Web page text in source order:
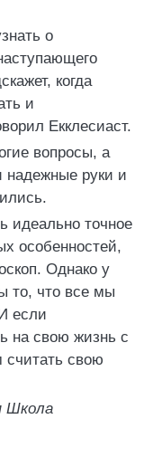
о
когда
и
Екклесиаст.
вопросы, а
надежные руки и
идеально точное
особенностей,
Однако у
то, что все мы
если
на свою жизнь с
считать свою
Школа